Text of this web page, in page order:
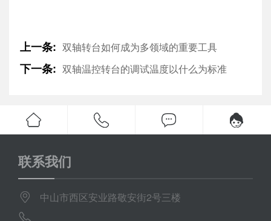
上一条: 双轴转台如何成为多领域的重要工具
下一条: 双轴温控转台的调试温度以什么为标准
联系我们
中山市西区安业路敬安街2号三楼